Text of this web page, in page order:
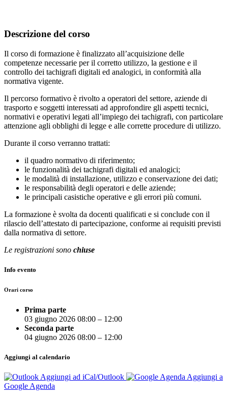
Descrizione del corso
Il corso di formazione è finalizzato all’acquisizione delle
competenze necessarie per il corretto utilizzo, la gestione e il
controllo dei tachigrafi digitali ed analogici, in conformità alla
normativa vigente.
Il percorso formativo è rivolto a operatori del settore, aziende di
trasporto e soggetti interessati ad approfondire gli aspetti tecnici,
normativi e operativi legati all’impiego dei tachigrafi, con particolare
attenzione agli obblighi di legge e alle corrette procedure di utilizzo.
Durante il corso verranno trattati:
il quadro normativo di riferimento;
le funzionalità dei tachigrafi digitali ed analogici;
le modalità di installazione, utilizzo e conservazione dei dati;
le responsabilità degli operatori e delle aziende;
le principali casistiche operative e gli errori più comuni.
La formazione è svolta da docenti qualificati e si conclude con il
rilascio dell’attestato di partecipazione, conforme ai requisiti previsti
dalla normativa di settore.
Le registrazioni sono chiuse
Info evento
Orari corso
Prima parte
03 giugno 2026 08:00 – 12:00
Seconda parte
04 giugno 2026 08:00 – 12:00
Aggiungi al calendario
Aggiungi ad iCal/Outlook
Aggiungi a
Google Agenda